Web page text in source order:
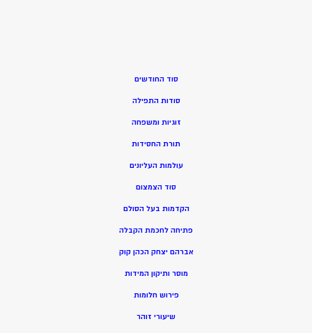
סוד החודשים
סודות התפילה
זוגיות ומשפחה
תורת החסידות
עולמות העליונים
סוד הצמצום
הקדמות בעל הסולם
פתיחה לחכמת הקבלה
אברהם יצחק הכהן קוק
מוסר ותיקון המידות
פירוש חלומות
שיעורי זוהר